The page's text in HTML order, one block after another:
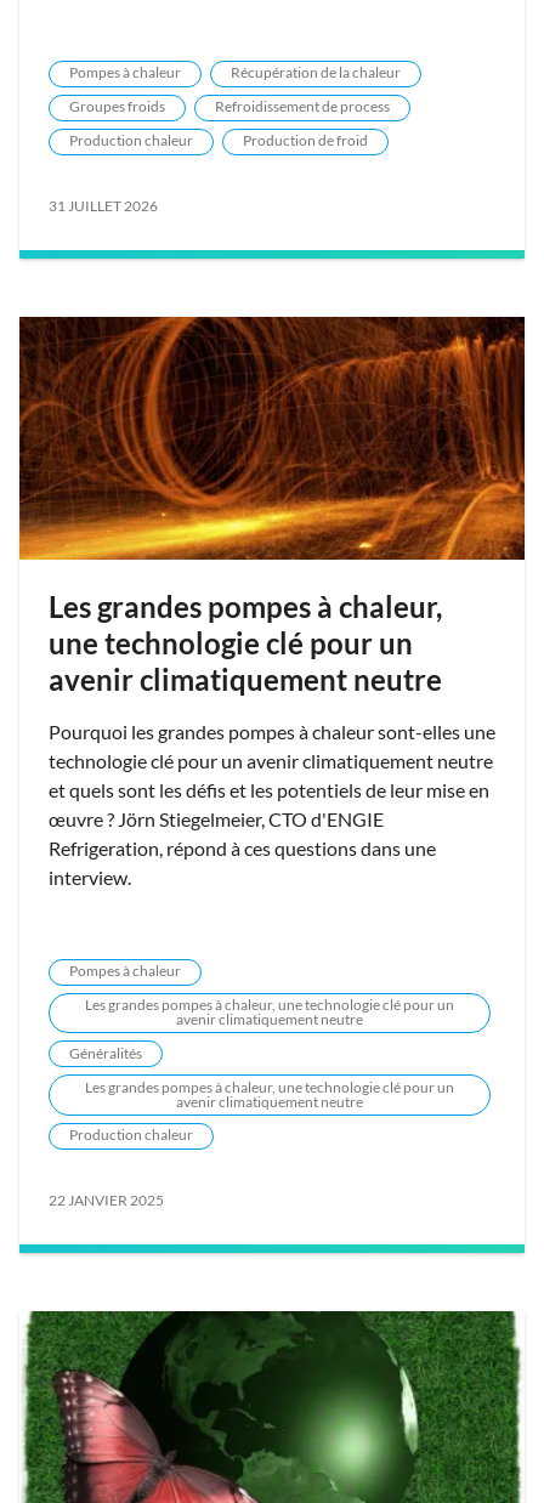
Pompes à chaleur
Récupération de la chaleur
Groupes froids
Refroidissement de process
Production chaleur
Production de froid
31 JUILLET 2026
Les grandes pompes à chaleur,
une technologie clé pour un
avenir climatiquement neutre
Pourquoi les grandes pompes à chaleur sont-elles une
technologie clé pour un avenir climatiquement neutre
et quels sont les défis et les potentiels de leur mise en
œuvre ? Jörn Stiegelmeier, CTO d'ENGIE
Refrigeration, répond à ces questions dans une
interview.
Pompes à chaleur
Les grandes pompes à chaleur, une technologie clé pour un
avenir climatiquement neutre
Généralités
Les grandes pompes à chaleur, une technologie clé pour un
avenir climatiquement neutre
Production chaleur
22 JANVIER 2025